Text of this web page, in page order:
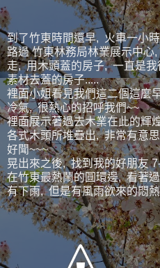
到了竹東時間還早, 火車一小
路過 竹東林務局林業展示中心
走, 用木頭蓋的房子, 一直是
素材去蓋的房子.....
裡面小姐看見我們這二個這麼
冷氣, 很熱心的招呼我們~~
裡面展示著過去木業在此的輝
各式木頭所堆疊出, 非常有意
好聞~~~
晃出來之後, 找到我的好朋友
在竹東最熱鬧的圓環邊, 看著
有下雨, 但是有風雨欲來的悶